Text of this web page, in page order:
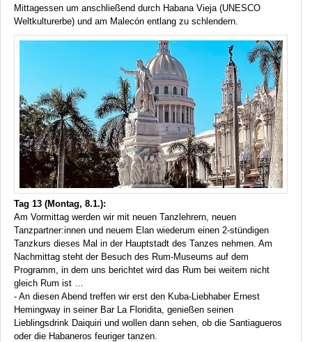
Mittagessen um anschließend durch Habana Vieja (UNESCO
Weltkulturerbe) und am Malecón entlang zu schlendern.
Tag 13 (Montag, 8.1.):
Am Vormittag werden wir mit neuen Tanzlehrern, neuen
Tanzpartner:innen und neuem Elan wiederum einen 2-stündigen
Tanzkurs dieses Mal in der Hauptstadt des Tanzes nehmen. Am
Nachmittag steht der Besuch des Rum-Museums auf dem
Programm, in dem uns berichtet wird das Rum bei weitem nicht
gleich Rum ist …
- An diesen Abend treffen wir erst den Kuba-Liebhaber Ernest
Hemingway in seiner Bar La Floridita, genießen seinen
Lieblingsdrink Daiquiri und wollen dann sehen, ob die Santiagueros
oder die Habaneros feuriger tanzen.